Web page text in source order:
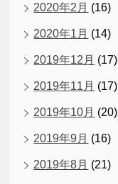
2020年2月 (16)
2020年1月 (14)
2019年12月 (17)
2019年11月 (17)
2019年10月 (20)
2019年9月 (16)
2019年8月 (21)